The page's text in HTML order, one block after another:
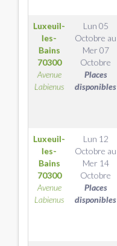
Luxeuil-
les-
Bains
70300
Avenue
Labienus
Lun 05
Octobre au
Mer 07
Octobre
Places
disponibles
Luxeuil-
les-
Bains
70300
Avenue
Labienus
Lun 12
Octobre au
Mer 14
Octobre
Places
disponibles